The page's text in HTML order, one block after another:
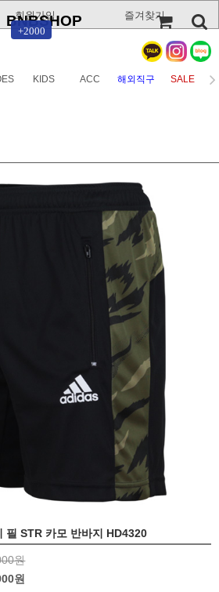
+2000
회원가입 즐겨찾기
BNBSHOP
KIDS ACC 해외직구 SALE
필 STR 카모 반바지 HD4320
원
원